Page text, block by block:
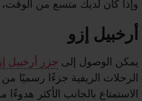
وإذا كان لديك متسع من الوقت،
أرخبيل إزو
يمكن الوصول إلى جزر أرخبيل
الرحلات الريفية جزءًا رسميًا
الاستمتاع بالجانب الأكثر